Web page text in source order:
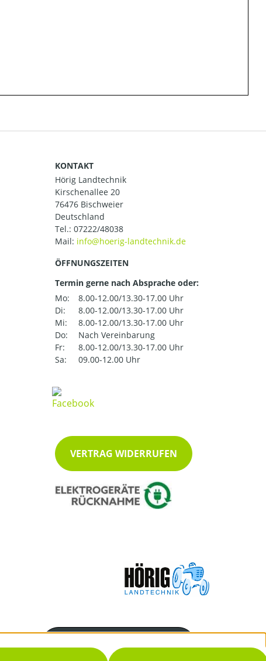
KONTAKT
Hörig Landtechnik
Kirschenallee 20
76476 Bischweier
Deutschland
Tel.: 07222/48038
Mail:
ÖFFNUNGSZEITEN
Termin gerne nach Absprache oder:
Mo:
8.00-12.00/13.30-17.00 Uhr
Di:
8.00-12.00/13.30-17.00 Uhr
Mi:
8.00-12.00/13.30-17.00 Uhr
Do:
Nach Vereinbarung
Fr:
8.00-12.00/13.30-17.00 Uhr
Sa:
09.00-12.00 Uhr
VERTRAG WIDERRUFEN
07222/48038